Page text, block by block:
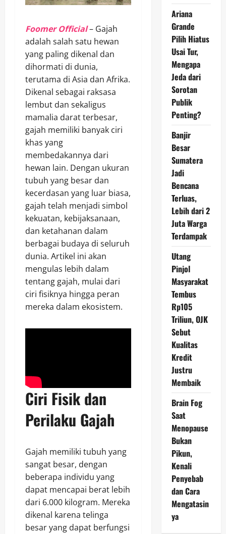
Foomer Official– Gajah
adalah salah satu hewan
yang paling dikenal dan
dihormati di dunia,
terutama di Asia dan Afrika.
Dikenal sebagai raksasa
lembut dan sekaligus
mamalia darat terbesar,
gajah memiliki banyak ciri
khas yang
membedakannya dari
hewan lain. Dengan ukuran
tubuh yang besar dan
kecerdasan yang luar biasa,
gajah telah menjadi simbol
kekuatan, kebijaksanaan,
dan ketahanan dalam
berbagai budaya di seluruh
dunia. Artikel ini akan
mengulas lebih dalam
tentang gajah, mulai dari
ciri fisiknya hingga peran
mereka dalam ekosistem.
Ciri Fisik dan
Perilaku Gajah
Gajah memiliki tubuh yang
sangat besar, dengan
beberapa individu yang
dapat mencapai berat lebih
dari 6.000 kilogram. Mereka
dikenal karena telinga
besar yang dapat berfungsi
Ariana
Grande
Pilih Hiatus
Usai Tur,
Mengapa
Jeda dari
Sorotan
Publik
Penting?
Banjir
Besar
Sumatera
Jadi
Bencana
Terluas,
Lebih dari 2
Juta Warga
Terdampak
Utang
Pinjol
Masyarakat
Tembus
Rp105
Triliun, OJK
Sebut
Kualitas
Kredit
Justru
Membaik
Brain Fog
Saat
Menopause
Bukan
Pikun,
Kenali
Penyebab
dan Cara
Mengatasin
ya